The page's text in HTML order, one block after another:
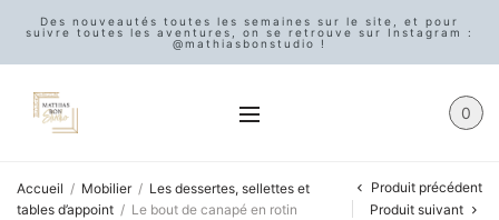
Des nouveautés toutes les semaines sur le site, et pour
suivre toutes les aventures, on se retrouve sur Instagram :
@mathiasbonstudio !
0
Accueil / Mobilier / Les dessertes, sellettes et
tables d’appoint / Le bout de canapé en rotin
Produit précédent
Produit suivant